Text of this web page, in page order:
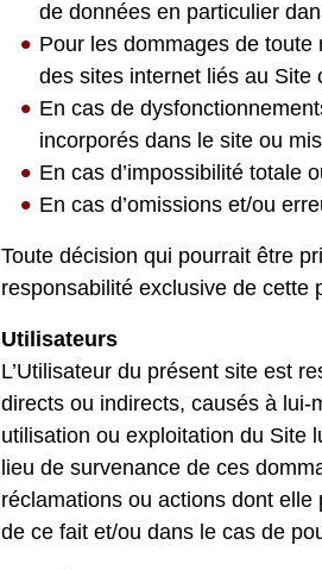
de données en particulier
Pour les dommages de toute
des sites internet liés au Site
En cas de
incorporés dans le site ou
En cas d’impossibilité totale
En cas d’omissions et/ou
Toute décision qui pourrait être
responsabilité exclusive de cette
Utilisateurs
L’Utilisateur du présent site est
directs ou indirects, causés à
utilisation ou exploitation du Site
lieu de survenance de ces
réclamations ou actions dont
de ce fait et/ou dans le cas de